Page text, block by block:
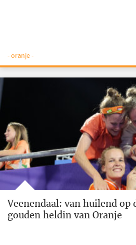
- oranje -
Veenendaal: van huilend op
gouden heldin van Oranje